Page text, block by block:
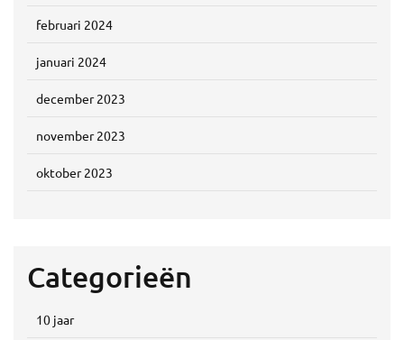
februari 2024
januari 2024
december 2023
november 2023
oktober 2023
Categorieën
10 jaar